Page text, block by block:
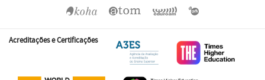
Acreditações e Certificações